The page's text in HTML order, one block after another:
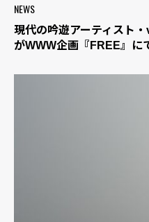
NEWS
現代の吟遊アーティスト
がWWW企画『FREE』に